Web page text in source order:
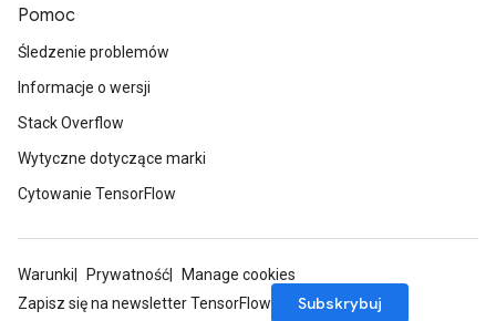
Pomoc
Śledzenie problemów
Informacje o wersji
Stack Overflow
Wytyczne dotyczące marki
Cytowanie TensorFlow
Warunki Prywatność
Manage cookies
Zapisz się na newsletter TensorFlow
Subskrybuj